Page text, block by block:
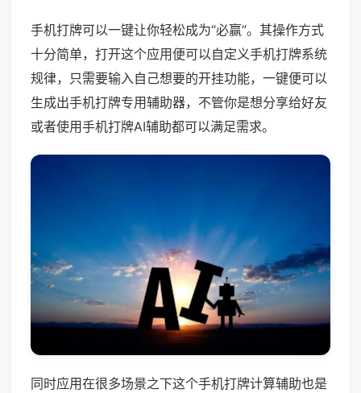
手机打牌可以一键让你轻松成为“必赢”。其操作方式
十分简单，打开这个应用便可以自定义手机打牌系统
规律，只需要输入自己想要的开挂功能，一键便可以
生成出手机打牌专用辅助器，不管你是想分享给好友
或者使用手机打牌AI辅助都可以满足需求。
同时应用在很多场景之下这个手机打牌计算辅助也是